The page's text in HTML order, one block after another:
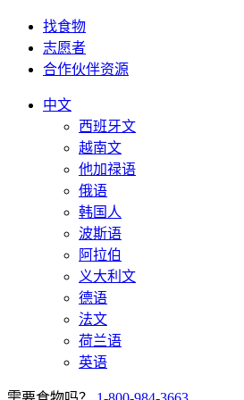
找食物
志愿者
合作伙伴资源
中文
西班牙文
越南文
他加禄语
俄语
韩国人
波斯语
阿拉伯
义大利文
德语
法文
荷兰语
英语